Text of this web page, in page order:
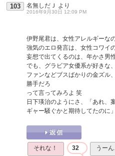
103 名無しだＪ より
2016年9月30日 12:09 PM
伊野尾君は、女性アレルギーな
強気のエロ発言は、女性コワイ
妄想で出てくるのは、年かさ男
でも、グラビア女優系が好きな
ファンなどブスばかりの金ズル
勝手だろ
って言ってみろよ 笑
日下瑛治のようにさ、「あれ、
ギャー騒ぐかと期待してたのに
それな！ 32 うー